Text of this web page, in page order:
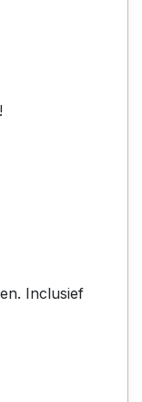
Inclusief